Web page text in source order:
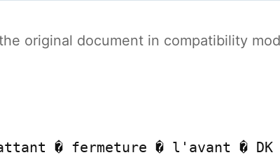
original document in compatibility
� fermeture � l'avant � DK